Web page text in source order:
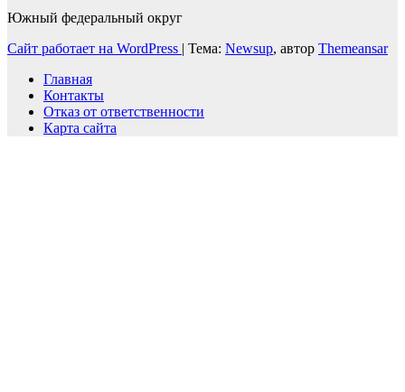
Южный федеральный округ
Сайт работает на WordPress | Тема: Newsup, автор Themeansar
Главная
Контакты
Отказ от ответственности
Карта сайта